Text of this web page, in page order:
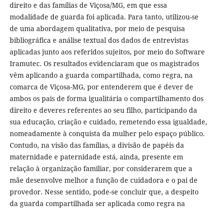
direito e das famílias de Viçosa/MG, em que essa
modalidade de guarda foi aplicada. Para tanto, utilizou-se
de uma abordagem qualitativa, por meio de pesquisa
bibliográfica e análise textual dos dados de entrevistas
aplicadas junto aos referidos sujeitos, por meio do Software
Iramutec. Os resultados evidenciaram que os magistrados
vêm aplicando a guarda compartilhada, como regra, na
comarca de Viçosa-MG, por entenderem que é dever de
ambos os pais de forma igualitária o compartilhamento dos
direito e deveres referentes ao seu filho, participando da
sua educação, criação e cuidado, remetendo essa igualdade,
nomeadamente à conquista da mulher pelo espaço público.
Contudo, na visão das famílias, a divisão de papéis da
maternidade e paternidade está, ainda, presente em
relação à organização familiar, por considerarem que a
mãe desenvolve melhor a função de cuidadora e o pai de
provedor. Nesse sentido, pode-se concluir que, a despeito
da guarda compartilhada ser aplicada como regra na